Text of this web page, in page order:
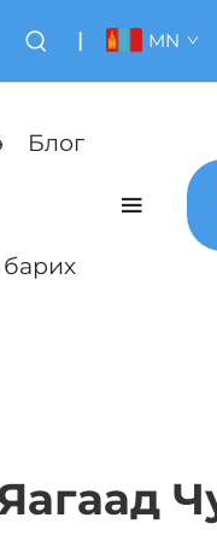
| MN
Блог